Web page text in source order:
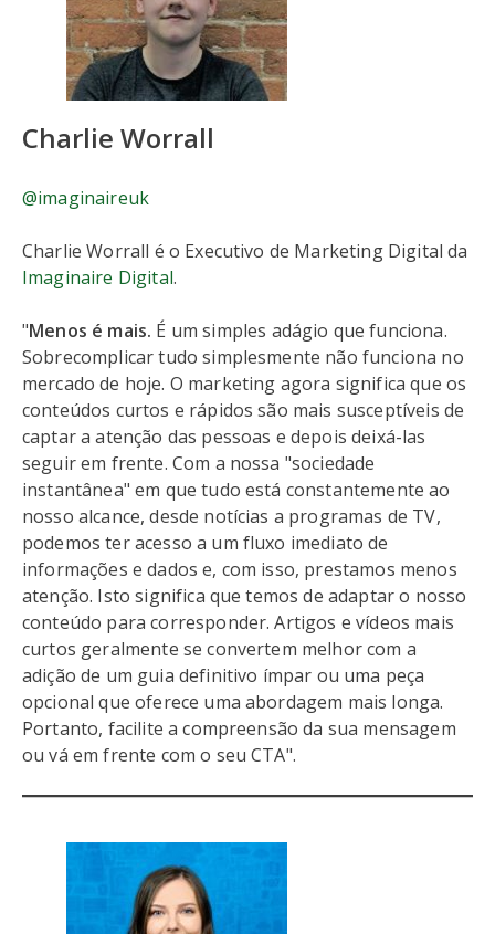
Charlie Worrall
@imaginaireuk
Charlie Worrall é o Executivo de Marketing Digital da
Imaginaire Digital.
"Menos é mais. É um simples adágio que funciona.
Sobrecomplicar tudo simplesmente não funciona no
mercado de hoje. O marketing agora significa que os
conteúdos curtos e rápidos são mais susceptíveis de
captar a atenção das pessoas e depois deixá-las
seguir em frente. Com a nossa "sociedade
instantânea" em que tudo está constantemente ao
nosso alcance, desde notícias a programas de TV,
podemos ter acesso a um fluxo imediato de
informações e dados e, com isso, prestamos menos
atenção. Isto significa que temos de adaptar o nosso
conteúdo para corresponder. Artigos e vídeos mais
curtos geralmente se convertem melhor com a
adição de um guia definitivo ímpar ou uma peça
opcional que oferece uma abordagem mais longa.
Portanto, facilite a compreensão da sua mensagem
ou vá em frente com o seu CTA".